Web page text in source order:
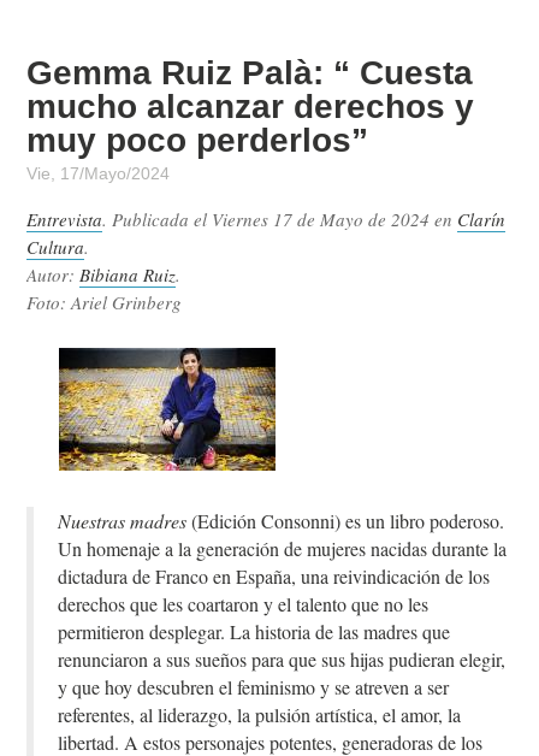
Gemma Ruiz Palà: “ Cuesta
mucho alcanzar derechos y
muy poco perderlos”
Vie, 17/Mayo/2024
Entrevista. Publicada el Viernes 17 de Mayo de 2024 en Clarín
Cultura.
Autor:Bibiana Ruiz.
Foto: Ariel Grinberg
Nuestras madres(Edición Consonni) es un libro poderoso.
Un homenaje a la generación de mujeres nacidas durante la
dictadura de Franco en España, una reivindicación de los
derechos que les coartaron y el talento que no les
permitieron desplegar. La historia de las madres que
renunciaron a sus sueños para que sus hijas pudieran elegir,
y que hoy descubren el feminismo y se atreven a ser
referentes, al liderazgo, la pulsión artística, el amor, la
libertad. A estos personajes potentes, generadoras de los